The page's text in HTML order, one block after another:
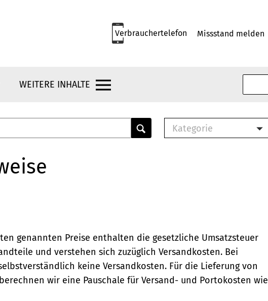
Verbrauchertelefon Missstand melden
WEITERE INHALTE
Kategorie
genannten Preise enthalten die gesetzliche Umsatzsteuer
und verstehen sich zuzüglich Versandkosten. Bei
keine Versandkosten. Für die Lieferung von
wir eine Pauschale für Versand- und Portokosten wie